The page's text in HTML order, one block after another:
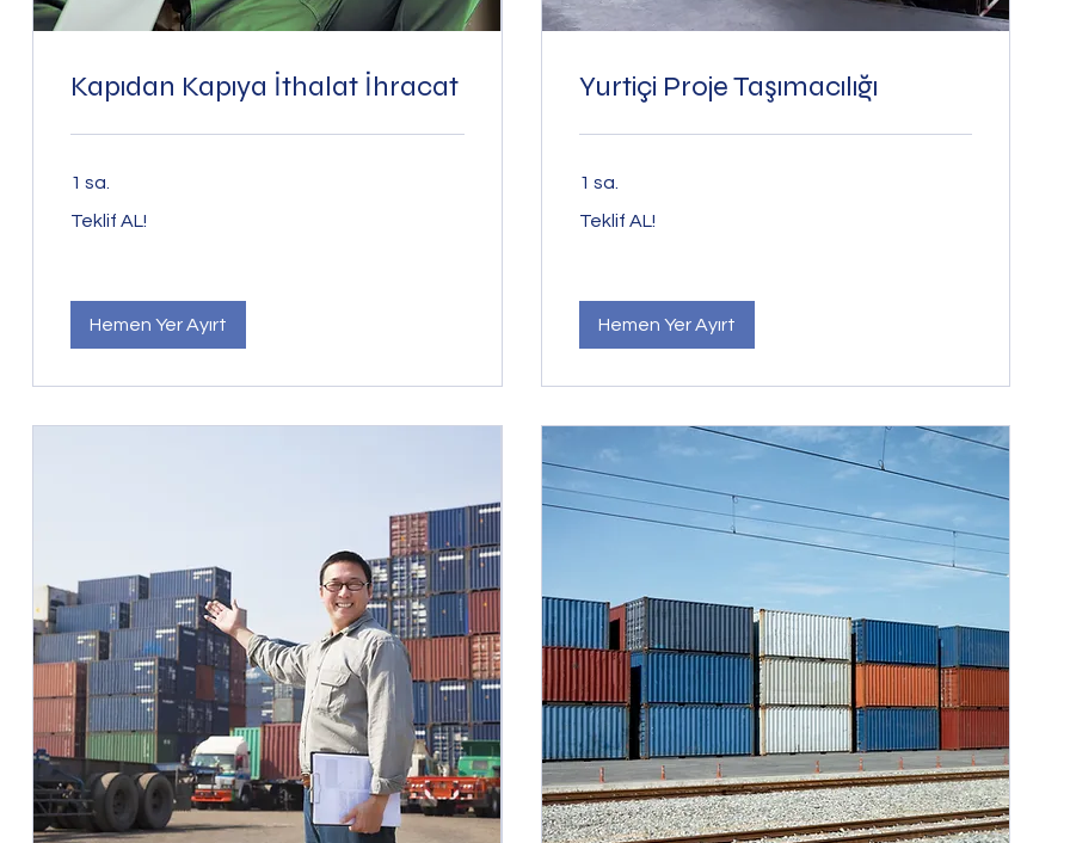
Kapıdan Kapıya İthalat İhracat
1 sa.
AL!
Teklif AL!
Hemen Yer Ayırt
Yurtiçi Proje Taşımacılığı
1 sa.
AL!
Teklif AL!
Hemen Yer Ayırt